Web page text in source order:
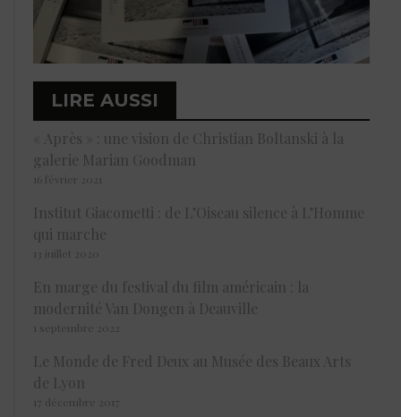
LIRE AUSSI
« Après » : une vision de Christian Boltanski à la
galerie Marian Goodman
16 février 2021
Institut Giacometti : de L’Oiseau silence à L’Homme
qui marche
13 juillet 2020
En marge du festival du film américain : la
modernité Van Dongen à Deauville
1 septembre 2022
Le Monde de Fred Deux au Musée des Beaux Arts
de Lyon
17 décembre 2017